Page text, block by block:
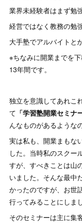
業界未経験者はまず勉
経営ではなく教務の勉
大手塾でアルバイトと
※ちなみに開業までを
13年間です。
独立を意識してあれこ
て 「学習塾開業セミナ
んなものがあるような
実は私も、開業まもな
した。当時私のスクー
すが、すべきことは山
いました。そんな最中
かったのですが、お世
行ってみることにしま
そのセミナーは主に集